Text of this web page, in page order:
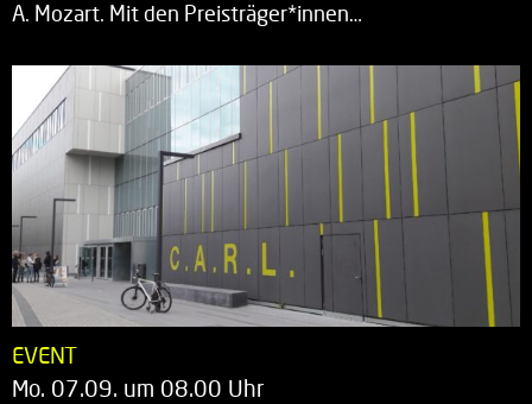
A. Mozart. Mit den Preisträger*innen…
EVENT
Mo. 07.09. um 08.00 Uhr